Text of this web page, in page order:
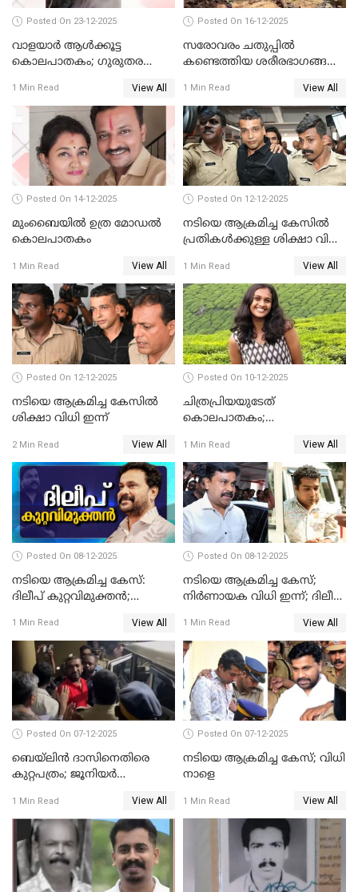
Posted On 23-12-2025
വാളയാർ ആൾക്കൂട്ട
കൊലപാതകം; ഗുരുതര
1 Min Read View All
Posted On 16-12-2025
സരോവരം ചതുപ്പിൽ
കണ്ടെത്തിയ ശരീരഭാഗങ്ങൾ
ഡി.എൻ.എ പരിശോധനയിൽ
സ്ഥിരീകരണം
1 Min Read View All
Posted On 14-12-2025
മുംബൈയില്‍ ഉത്ര മോഡല്‍
കൊലപാതകം
1 Min Read View All
Posted On 12-12-2025
നടിയെ ആക്രമിച്ച കേസില്‍
പ്രതികള്‍ക്കുള്ള ശിക്ഷാ വിധി
1 Min Read View All
Posted On 12-12-2025
നടിയെ ആക്രമിച്ച കേസിൽ
ശിക്ഷാ വിധി ഇന്ന്
2 Min Read View All
Posted On 10-12-2025
ചിത്രപ്രിയയുടേത്
കൊലപാതകം;
സമ്മതിച്ചെന്ന് പൊലീസ്
1 Min Read View All
Posted On 08-12-2025
നടിയെ ആക്രമിച്ച കേസ്:
ദിലീപ് കുറ്റവിമുക്തന്‍;
പ്രതികള്‍ കുറ്റക്കാര്‍;
ശിക്ഷവിധി 12 ന്
1 Min Read View All
Posted On 08-12-2025
നടിയെ ആക്രമിച്ച കേസ്;
നിർണായക വിധി ഇന്ന്; ദിലീപ്
1 Min Read View All
Posted On 07-12-2025
ബെയ്‌ലിന്‍ ദാസിനെതിരെ
കുറ്റപത്രം; ജൂനിയർ
മർദിച്ച കേസ്
1 Min Read View All
Posted On 07-12-2025
നടിയെ ആക്രമിച്ച കേസ്; വിധി
നാളെ
1 Min Read View All